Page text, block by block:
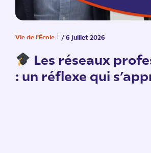
Vie de l'École / 6 juillet 2026
Les réseaux
: un réflexe qui